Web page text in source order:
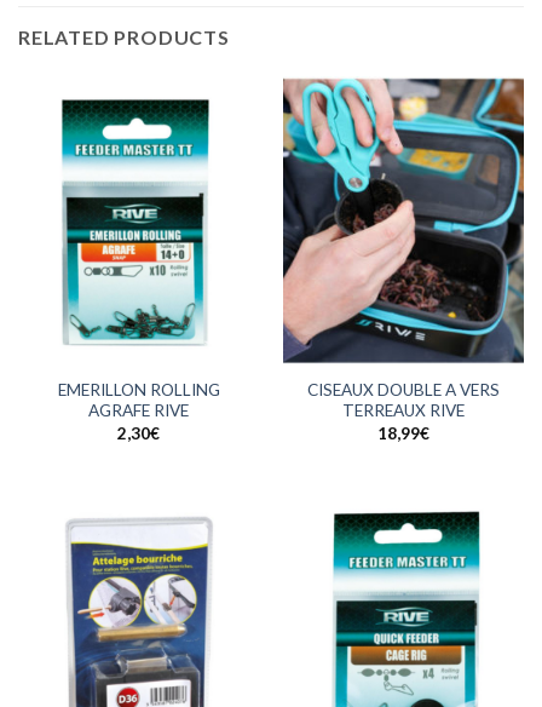
RELATED PRODUCTS
EMERILLON ROLLING
AGRAFE RIVE
2,30€
CISEAUX DOUBLE A VERS
TERREAUX RIVE
18,99€